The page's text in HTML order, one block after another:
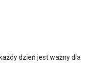
dzień jest ważny dla